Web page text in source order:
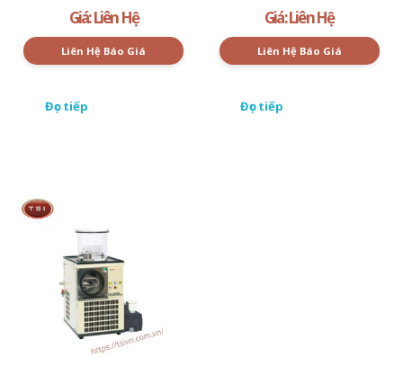
Giá: Liên Hệ
Liên Hệ Báo Giá
Đọc tiếp
Giá: Liên Hệ
Liên Hệ Báo Giá
Đọc tiếp